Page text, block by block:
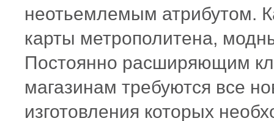
неотьемлемым атрибутом.
карты метрополитена,
Постоянно расширяющим
магазинам требуются все
изготовления которых